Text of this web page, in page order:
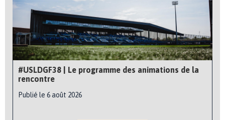
#USLDGF38 | Le programme des animations de la
rencontre
Publié le 6 août 2026